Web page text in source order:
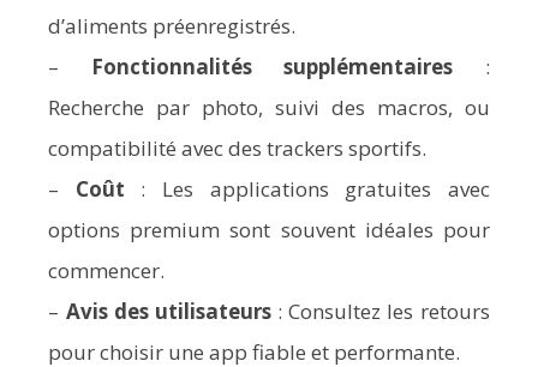
d’aliments préenregistrés.
– Fonctionnalités supplémentaires :
Recherche par photo, suivi des macros, ou
compatibilité avec des trackers sportifs.
– Coût : Les applications gratuites avec
options premium sont souvent idéales pour
commencer.
– Avis des utilisateurs: Consultez les retours
pour choisir une app fiable et performante.